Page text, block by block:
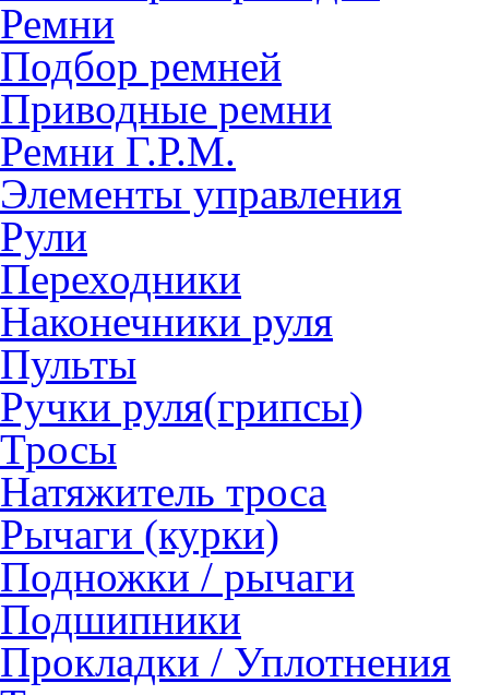
Ремни
Подбор ремней
Приводные ремни
Ремни Г.Р.М.
Элементы управления
Рули
Переходники
Наконечники руля
Пульты
Ручки руля(грипсы)
Тросы
Натяжитель троса
Рычаги (курки)
Подножки / рычаги
Подшипники
Прокладки / Уплотнения